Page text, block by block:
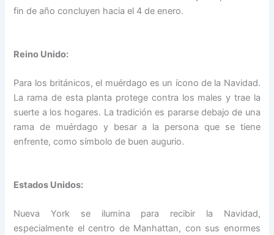
fin de año concluyen hacia el 4 de enero.
Reino Unido:
Para los británicos, el muérdago es un ícono de la Navidad.
La rama de esta planta protege contra los males y trae la
suerte a los hogares. La tradición es pararse debajo de una
rama de muérdago y besar a la persona que se tiene
enfrente, como símbolo de buen augurio.
Estados Unidos:
Nueva York se ilumina para recibir la Navidad,
especialmente el centro de Manhattan, con sus enormes